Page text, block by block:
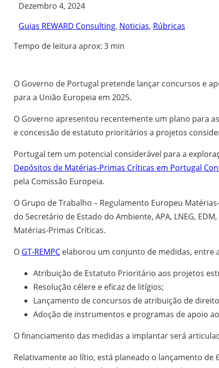
Dezembro 4, 2024
Guias REWARD Consulting, Noticias, Rúbricas
Tempo de leitura aprox: 3 min
O Governo de Portugal pretende lançar concursos e
para a União Europeia em 2025.
O Governo apresentou recentemente um plano para
e concessão de estatuto prioritários a projetos
Portugal tem um potencial considerável para a
Depósitos de Matérias-Primas Críticas em Portugal
pela Comissão Europeia.
O Grupo de Trabalho – Regulamento Europeu
do Secretário de Estado do Ambiente, APA, LNEG,
Matérias-Primas Críticas.
O GT-REMPC elaborou um conjunto de medidas, entre
Atribuição de Estatuto Prioritário aos projetos
Resolução célere e eficaz de litígios;
Lançamento de concursos de atribuição de
Adoção de instrumentos e programas de apoio
O financiamento das medidas a implantar será
Relativamente ao lítio, está planeado o lançamento